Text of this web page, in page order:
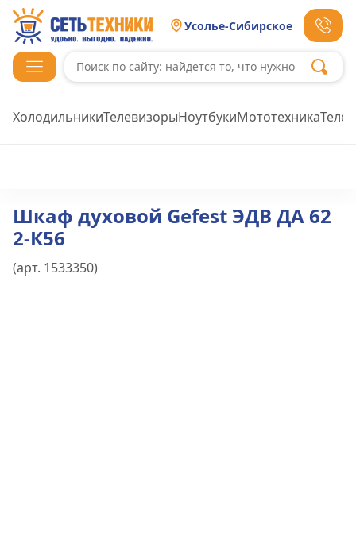
Усолье-Сибирское
ХолодильникиТелевизорыНоутбукиМототехника
Шкаф духовой Gefest ЭДВ ДА 62
2-К56
(арт. 1533350)